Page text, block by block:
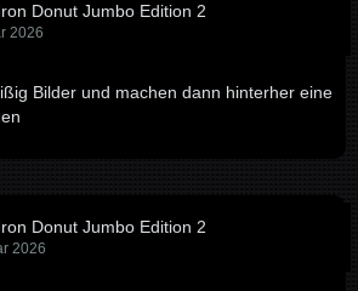
Donut Jumbo Edition 2
2026
Bilder und machen dann hinterher eine
Donut Jumbo Edition 2
2026